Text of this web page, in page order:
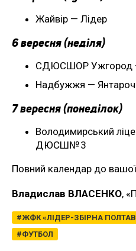
Жайвір — Лідер
6 вересня (неділя)
СДЮСШОР Ужгород
Надбужжя —
7 вересня (понеділок)
Володимирський
ДЮСШ№ 3
Повний календар до
Владислав ВЛАСЕНКО,
ЖФК «ЛІДЕР-ЗБІРНА
ФУТБОЛ